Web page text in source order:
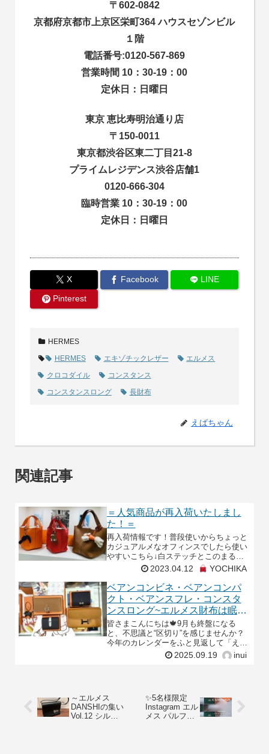
〒602-0842
京都府京都市上京区栄町364 ハウスセゾンビル
１階
電話番号:0120-567-869
営業時間 10：30-19：00
定休日：日曜日
東京 恵比寿明治通り店
〒150-0011
東京都渋谷区東二丁目21-8
プライムレジデンス渋谷店舗1
0120-666-304
臨時営業 10：30-19：00
定休日：日曜日
X Facebook
LINE
Pinterest
HERMES
HERMES
エキゾチックレザー
エルメス
クロコダイル
コンスタンス
コンスタンスロング
長財布
えばちゃん
関連記事
＝人気商品が再入荷いたしまし
た！＝
再入荷情報です！普段使いからちょっと
カジュアルメなオフィンスでしたら使い
やすいこちら↓白ステッチとこのまるみ
がとってもキュート(*^-^*)ピコタンロッ
ク 22 MM ゴールド トリヨンクレマンス
シ
2023.04.12 YOCHIKA
ベアンコンビネ・ベアンコンパ
クト・ベアンスフレ・コンスタ
ンスロング~エルメス財布は眠ら
ない~
皆さまこんにちは🍁9月も終盤になる
と、不思議と“区切り”を感じませんか？
今年のカレンダーをふと見返して「え、
もう残り3枚しかないの？」なんて驚い
てみたり、スーパーに並ぶ食材がいつの
2025.09.19 inui
～エルメス
DANSHIの集い
Vol.12 シルバ
✨5名様限定
Instagram エル
メス パルファ